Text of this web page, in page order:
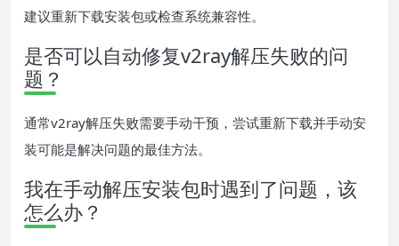
建议重新下载安装包或检查系统兼容性。
是否可以自动修复v2ray解压失败的问
题？
通常v2ray解压失败需要手动干预，尝试重新下载并手动安
装可能是解决问题的最佳方法。
我在手动解压安装包时遇到了问题，该
怎么办？